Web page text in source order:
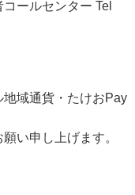
ールセンター Tel
域通貨・たけおPay
い申し上げます。